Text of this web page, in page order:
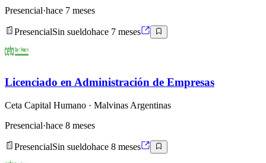
Presencial·hace 7 meses
PresencialSin sueldohace 7 meses
Licenciado en Administración de Empresas
Ceta Capital Humano · Malvinas Argentinas
Presencial·hace 8 meses
PresencialSin sueldohace 8 meses